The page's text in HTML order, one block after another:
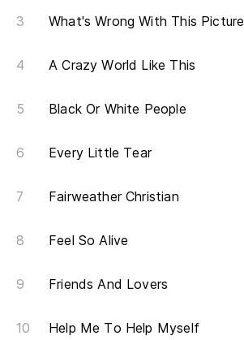
What's Wrong With This Picture
A Crazy World Like This
Black Or White People
Every Little Tear
Fairweather Christian
Feel So Alive
Friends And Lovers
Help Me To Help Myself